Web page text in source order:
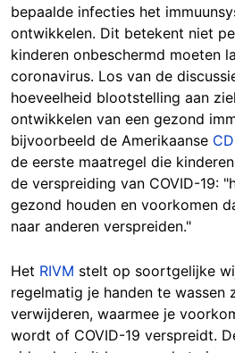
bepaalde infecties het
ontwikkelen. Dit betekent niet
kinderen onbeschermd moeten
coronavirus. Los van de
hoeveelheid blootstelling aan
ontwikkelen van een gezond
bijvoorbeeld de Amerikaanse
de eerste maatregel die
de verspreiding van COVID-19:
gezond houden en voorkomen
naar anderen verspreiden."
Het RIVM stelt op soortgelijke
regelmatig je handen te wassen
verwijderen, waarmee je
wordt of COVID-19 verspreidt.